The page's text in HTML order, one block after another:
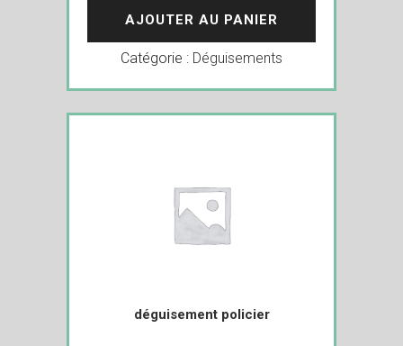
AJOUTER AU PANIER
Catégorie : Déguisements
déguisement policier